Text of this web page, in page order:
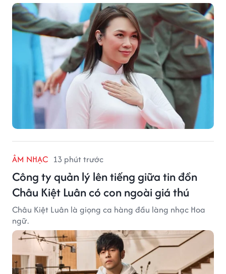
ÂM NHẠC 13 phút trước
Công ty quản lý lên tiếng giữa tin đồn
Châu Kiệt Luân có con ngoài giá thú
Châu Kiệt Luân là giọng ca hàng đầu làng nhạc Hoa
ngữ.